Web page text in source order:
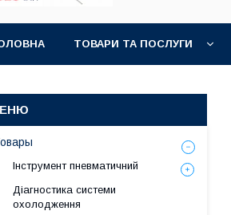
ТОВАРИ ТА ПОСЛУГИ
Інструмент пневматичний
Діагностика системи
охолодження